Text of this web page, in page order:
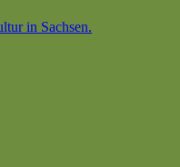
in Sachsen.